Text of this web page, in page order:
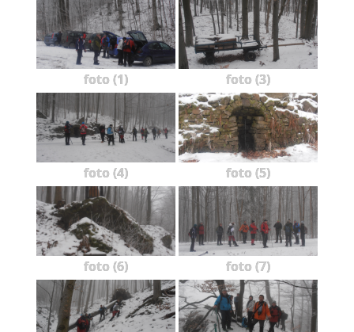
foto (1) foto (3)
foto (4) foto (5)
foto (6) foto (7)